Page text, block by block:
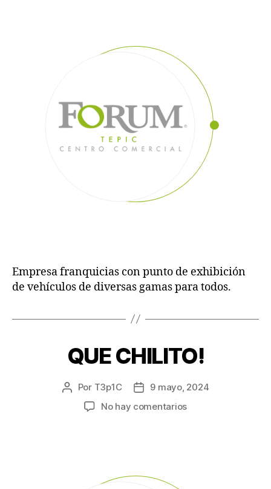
Empresa franquicias con punto de exhibición
de vehículos de diversas gamas para todos.
QUE CHILITO!
Por T3p1C
9 mayo, 2024
No hay comentarios